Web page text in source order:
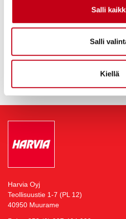
Salli
Salli
Kiellä
Yhdysvalloissa, Saksassa, Virossa ja
Harvian pääkonttorin yhteydessä
Harvia Oyj
Teollisuustie 1-7 (PL 12)
40950 Muurame